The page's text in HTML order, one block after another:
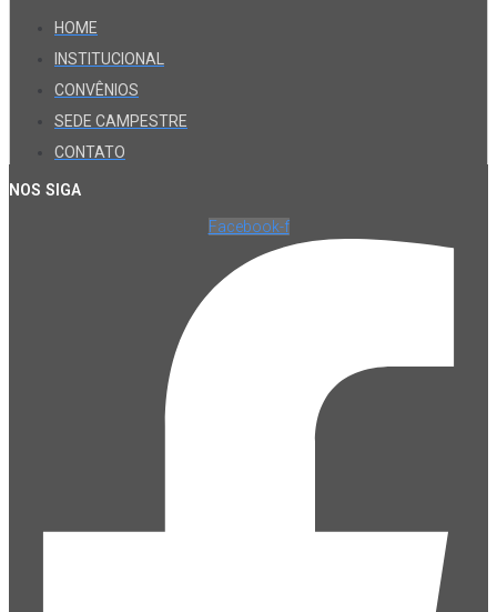
HOME
INSTITUCIONAL
CONVÊNIOS
SEDE CAMPESTRE
CONTATO
NOS SIGA
Facebook-f